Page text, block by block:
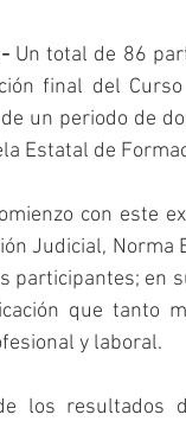
Un total de 86
final del
un periodo de
Estatal de
con este
Judicial, Norma
participantes; en
que tanto
y laboral.
los resultados